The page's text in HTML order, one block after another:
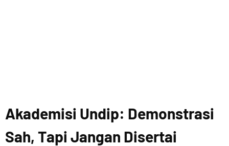
Akademisi Undip: Demonstrasi
Sah, Tapi Jangan Disertai